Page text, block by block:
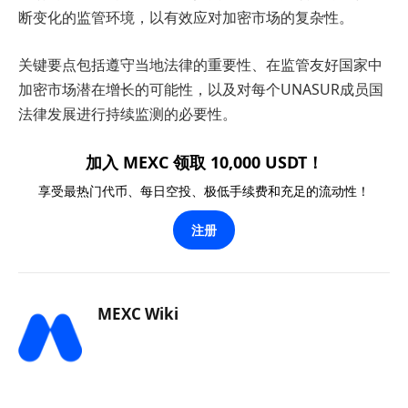
断变化的监管环境，以有效应对加密市场的复杂性。
关键要点包括遵守当地法律的重要性、在监管友好国家中
加密市场潜在增长的可能性，以及对每个UNASUR成员国
法律发展进行持续监测的必要性。
加入 MEXC 领取 10,000 USDT！
享受最热门代币、每日空投、极低手续费和充足的流动性！
注册
MEXC Wiki